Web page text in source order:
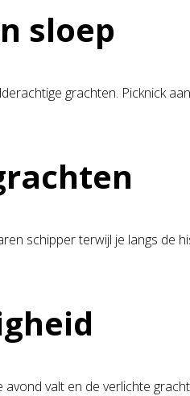
sloep
grachten. Picknick
schipper terwijl je langs de
valt en de verlichte